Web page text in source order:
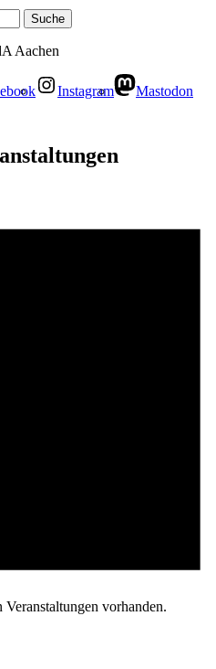
Aachen
Instagram
Mastodon
Veranstaltungen vorhanden.